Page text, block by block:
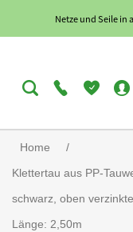
Netze und Seile in
Home
/
Klettertau aus PP-
schwarz, oben
Länge: 2,50m